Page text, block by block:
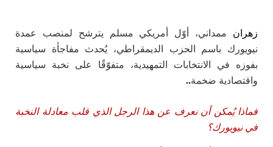
زهران ممداني، أوّل أمريكي مسلم يترشح لمنصب عمدة
نيويورك باسم الحزب الديمقراطي، يُحدث مفاجأة سياسية
بفوزه في الانتخابات التمهيدية، متفوّقًا على نخبة سياسية
واقتصادية ضخمة..
فماذا يُمكن أن نعرف عن هذا الرجل الذي قلب معادلة النخبة
في نيويورك؟